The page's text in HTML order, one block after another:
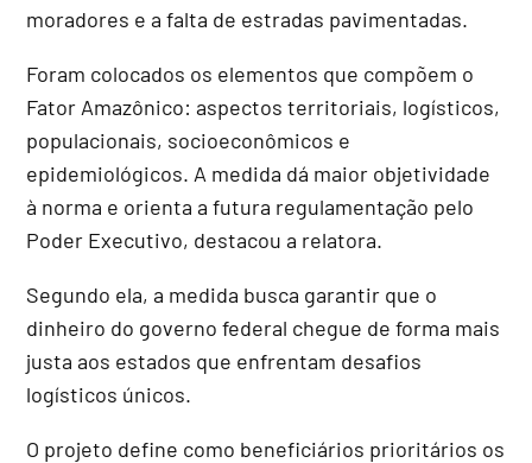
moradores e a falta de estradas pavimentadas.
Foram colocados os elementos que compõem o
Fator Amazônico: aspectos territoriais, logísticos,
populacionais, socioeconômicos e
epidemiológicos. A medida dá maior objetividade
à norma e orienta a futura regulamentação pelo
Poder Executivo, destacou a relatora.
Segundo ela, a medida busca garantir que o
dinheiro do governo federal chegue de forma mais
justa aos estados que enfrentam desafios
logísticos únicos.
O projeto define como beneficiários prioritários os